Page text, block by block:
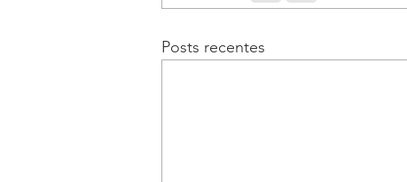
Posts recentes